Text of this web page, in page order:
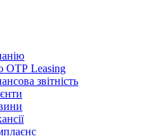
ОТР Leasing
звітність